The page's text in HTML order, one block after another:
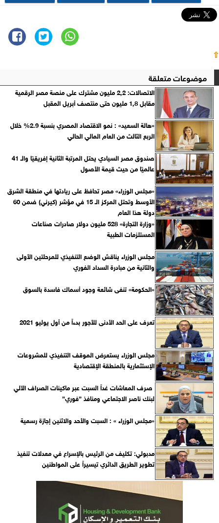
⇧
موضوعات متعلقة
الاتصالات: 2٫2 مليون مشترك على منصة مصر الرقمية
مقابل 1٫8 مليون حتى منتصف أبريل المقبل
«هالة السعيد» : نمو الاقتصاد المصري بنسبة 2.9% خلال
الربع الثالث من العام المالي الحالي
صندوق مصر السيادي يحتل المرتبة الثانية إفريقيًا والـ 41
عالميًا من حيث قيمة الأصول
«مجلس الوزراء» مصر تحافظ على ريادتها في منطقة الشرق
الأوسط وتحتل المركز الـ 15 في مؤشر (كيرني) ضمن 60
دولة هذا العام
«وزارة التجارة» 528 مليون دولار صادرات صناعات
المستلزمات الطبية
مجلس الوزراء يناقش الوضع التنفيذي للمرحلتين الأولى
والثانية من مبادرة السداد الفوري
«الحكومة» تنفى شائعة وجود أسماك فاسدة بالسوق
تعرف على الحد الأدنى للأجور بدءاً من أول يوليو 2021
مجلس الوزراء يستعرض الموقف التنفيذي للمشروعات
الإستثمارية بالمنطقة الإقتصادية
صرف المعاشات غداً السبت عبر ماكينات الصراف الآلي
لبنك ناصر الاجتماعي ومنافذ ”فوري”
«مجلس الوزراء » : السبت والأحد والاثنين إجازة رسمية
مدبولي: تكليف من الرئيس بالإسراع في معدلات تنفيذ
تطوير الطريق الدائري تيسيراً على المواطنين